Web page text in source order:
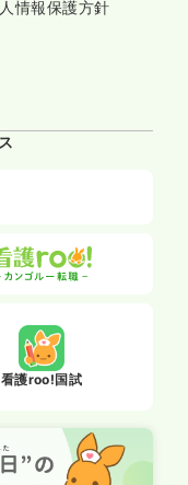
情報保護方針
看護roo!国試